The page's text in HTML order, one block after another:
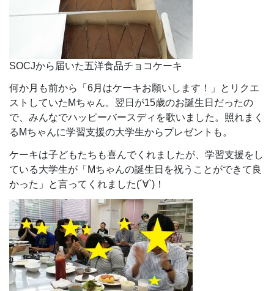
SOCJから届いた五洋食品チョコケーキ
何か月も前から「6月はケーキお願いします！」とリクエ
ストしていたMちゃん。翌日が15歳のお誕生日だったの
で、みんなでハッピーバースディを歌いました。照れまく
るMちゃんに学習支援の大学生からプレゼントも。
ケーキは子どもたちも喜んでくれましたが、学習支援をし
ている大学生が「Mちゃんの誕生日を祝うことができて良
かった」と言ってくれました(´∀`)！